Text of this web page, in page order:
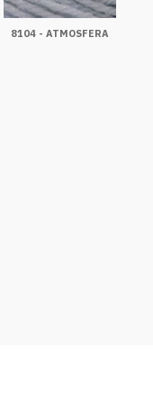
8104 - ATMOSFERA